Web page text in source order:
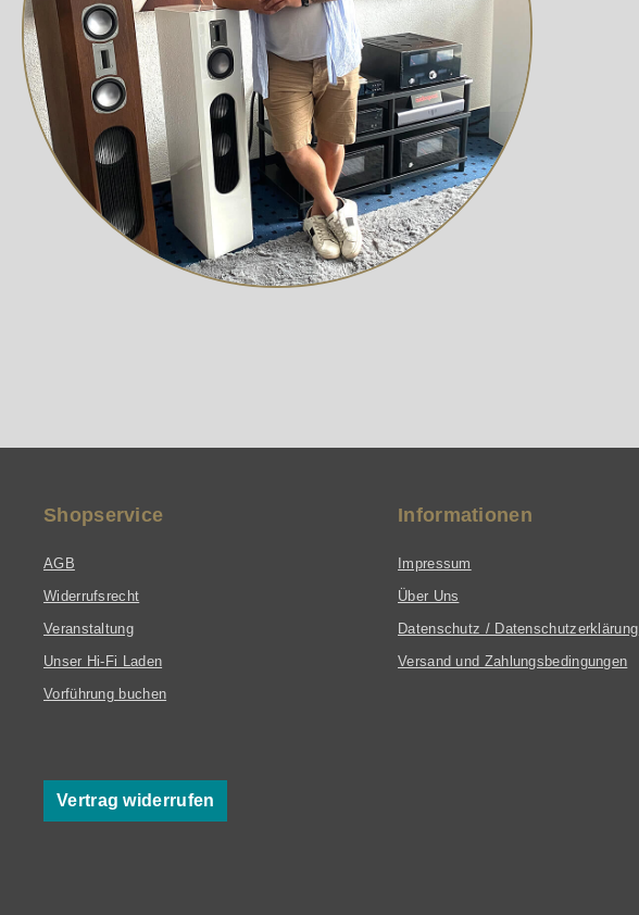
Shopservice
AGB
Widerrufsrecht
Veranstaltung
Unser Hi-Fi Laden
Vorführung buchen
Vertrag widerrufen
Informationen
Impressum
Über Uns
Datenschutz / Datenschutzerklärung
Versand und Zahlungsbedingungen